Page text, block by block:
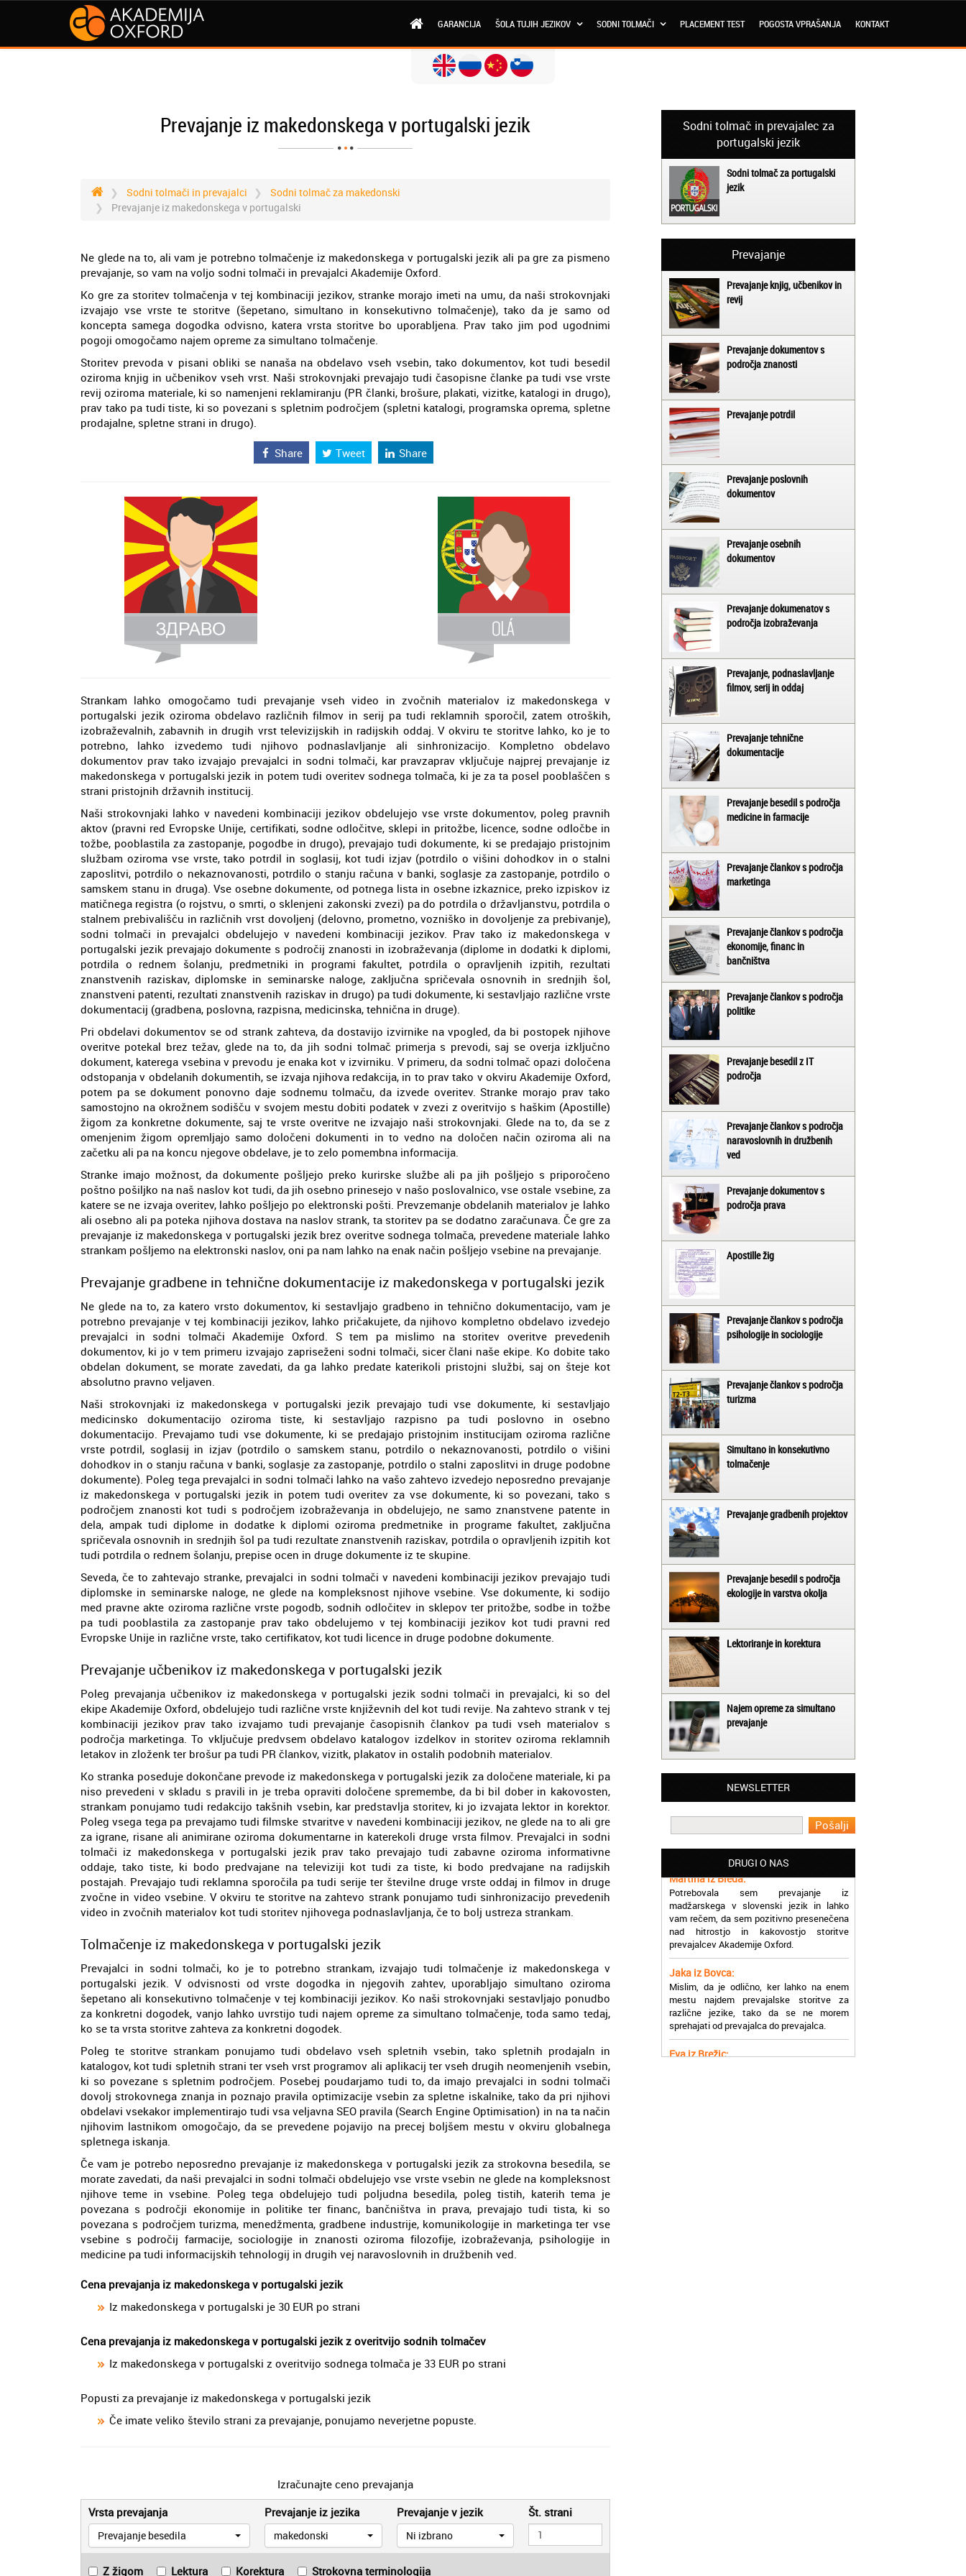
GARANCIJA ŠOLA TUJIH JEZIKOV SODNI TOLMAČI PLACEMENT TEST POGOSTA VPRAŠANJA KONTAKT
Prevajanje iz makedonskega v portugalski jezik
Sodni tolmači in prevajalci
Sodni tolmač za makedonski
Prevajanje iz makedonskega v portugalski
Ne glede na to, ali vam je potrebno tolmačenje iz makedonskega v portugalski jezik ali pa gre za pismeno
prevajanje, so vam na voljo sodni tolmači in prevajalci Akademije Oxford.
Ko gre za storitev tolmačenja v tej kombinaciji jezikov, stranke morajo imeti na umu, da naši strokovnjaki
izvajajo vse vrste te storitve (šepetano, simultano in konsekutivno tolmačenje), tako da je samo od
koncepta samega dogodka odvisno, katera vrsta storitve bo uporabljena. Prav tako jim pod ugodnimi
pogoji omogočamo najem opreme za simultano tolmačenje.
Storitev prevoda v pisani obliki se nanaša na obdelavo vseh vsebin, tako dokumentov, kot tudi besedil
oziroma knjig in učbenikov vseh vrst. Naši strokovnjaki prevajajo tudi časopisne članke pa tudi vse vrste
revij oziroma materiale, ki so namenjeni reklamiranju (PR članki, brošure, plakati, vizitke, katalogi in drugo),
prav tako pa tudi tiste, ki so povezani s spletnim področjem (spletni katalogi, programska oprema, spletne
prodajalne, spletne strani in drugo).
Share Tweet Share
Strankam lahko omogočamo tudi prevajanje vseh video in zvočnih materialov iz makedonskega v
portugalski jezik oziroma obdelavo različnih filmov in serij pa tudi reklamnih sporočil, zatem otroških,
izobraževalnih, zabavnih in drugih vrst televizijskih in radijskih oddaj. V okviru te storitve lahko, ko je to
potrebno, lahko izvedemo tudi njihovo podnaslavljanje ali sinhronizacijo. Kompletno obdelavo
dokumentov prav tako izvajajo prevajalci in sodni tolmači, kar pravzaprav vključuje najprej prevajanje iz
makedonskega v portugalski jezik in potem tudi overitev sodnega tolmača, ki je za ta posel pooblaščen s
strani pristojnih državnih institucij.
Naši strokovnjaki lahko v navedeni kombinaciji jezikov obdelujejo vse vrste dokumentov, poleg pravnih
aktov (pravni red Evropske Unije, certifikati, sodne odločitve, sklepi in pritožbe, licence, sodne odločbe in
tožbe, pooblastila za zastopanje, pogodbe in drugo), prevajajo tudi dokumente, ki se predajajo pristojnim
službam oziroma vse vrste, tako potrdil in soglasij, kot tudi izjav (potrdilo o višini dohodkov in o stalni
zaposlitvi, potrdilo o nekaznovanosti, potrdilo o stanju računa v banki, soglasje za zastopanje, potrdilo o
samskem stanu in druga). Vse osebne dokumente, od potnega lista in osebne izkaznice, preko izpiskov iz
matičnega registra (o rojstvu, o smrti, o sklenjeni zakonski zvezi) pa do potrdila o državljanstvu, potrdila o
stalnem prebivališču in različnih vrst dovoljenj (delovno, prometno, vozniško in dovoljenje za prebivanje),
sodni tolmači in prevajalci obdelujejo v navedeni kombinaciji jezikov. Prav tako iz makedonskega v
portugalski jezik prevajajo dokumente s področij znanosti in izobraževanja (diplome in dodatki k diplomi,
potrdila o rednem šolanju, predmetniki in programi fakultet, potrdila o opravljenih izpitih, rezultati
znanstvenih raziskav, diplomske in seminarske naloge, zaključna spričevala osnovnih in srednjih šol,
znanstveni patenti, rezultati znanstvenih raziskav in drugo) pa tudi dokumente, ki sestavljajo različne vrste
dokumentacij (gradbena, poslovna, razpisna, medicinska, tehnična in druge).
Pri obdelavi dokumentov se od strank zahteva, da dostavijo izvirnike na vpogled, da bi postopek njihove
overitve potekal brez težav, glede na to, da jih sodni tolmač primerja s prevodi, saj se overja izključno
dokument, katerega vsebina v prevodu je enaka kot v izvirniku. V primeru, da sodni tolmač opazi določena
odstopanja v obdelanih dokumentih, se izvaja njihova redakcija, in to prav tako v okviru Akademije Oxford,
potem pa se dokument ponovno daje sodnemu tolmaču, da izvede overitev. Stranke morajo prav tako
samostojno na okrožnem sodišču v svojem mestu dobiti podatek v zvezi z overitvijo s haškim (Apostille)
žigom za konkretne dokumente, saj te vrste overitve ne izvajajo naši strokovnjaki. Glede na to, da se z
omenjenim žigom opremljajo samo določeni dokumenti in to vedno na določen način oziroma ali na
začetku ali pa na koncu njegove obdelave, je to zelo pomembna informacija.
Stranke imajo možnost, da dokumente pošljejo preko kurirske službe ali pa jih pošljejo s priporočeno
poštno pošiljko na naš naslov kot tudi, da jih osebno prinesejo v našo poslovalnico, vse ostale vsebine, za
katere se ne izvaja overitev, lahko pošljejo po elektronski pošti. Prevzemanje obdelanih materialov je lahko
ali osebno ali pa poteka njihova dostava na naslov strank, ta storitev pa se dodatno zaračunava. Če gre za
prevajanje iz makedonskega v portugalski jezik brez overitve sodnega tolmača, prevedene materiale lahko
strankam pošljemo na elektronski naslov, oni pa nam lahko na enak način pošljejo vsebine na prevajanje.
Prevajanje gradbene in tehnične dokumentacije iz makedonskega v portugalski jezik
Ne glede na to, za katero vrsto dokumentov, ki sestavljajo gradbeno in tehnično dokumentacijo, vam je
potrebno prevajanje v tej kombinaciji jezikov, lahko pričakujete, da njihovo kompletno obdelavo izvedejo
prevajalci in sodni tolmači Akademije Oxford. S tem pa mislimo na storitev overitve prevedenih
dokumentov, ki jo v tem primeru izvajajo zapriseženi sodni tolmači, sicer člani naše ekipe. Ko dobite tako
obdelan dokument, se morate zavedati, da ga lahko predate katerikoli pristojni službi, saj on šteje kot
absolutno pravno veljaven.
Naši strokovnjaki iz makedonskega v portugalski jezik prevajajo tudi vse dokumente, ki sestavljajo
medicinsko dokumentacijo oziroma tiste, ki sestavljajo razpisno pa tudi poslovno in osebno
dokumentacijo. Prevajamo tudi vse dokumente, ki se predajajo pristojnim institucijam oziroma različne
vrste potrdil, soglasij in izjav (potrdilo o samskem stanu, potrdilo o nekaznovanosti, potrdilo o višini
dohodkov in o stanju računa v banki, soglasje za zastopanje, potrdilo o stalni zaposlitvi in druge podobne
dokumente). Poleg tega prevajalci in sodni tolmači lahko na vašo zahtevo izvedejo neposredno prevajanje
iz makedonskega v portugalski jezik in potem tudi overitev za vse dokumente, ki so povezani, tako s
področjem znanosti kot tudi s področjem izobraževanja in obdelujejo, ne samo znanstvene patente in
dela, ampak tudi diplome in dodatke k diplomi oziroma predmetnike in programe fakultet, zaključna
spričevala osnovnih in srednjih šol pa tudi rezultate znanstvenih raziskav, potrdila o opravljenih izpitih kot
tudi potrdila o rednem šolanju, prepise ocen in druge dokumente iz te skupine.
Seveda, če to zahtevajo stranke, prevajalci in sodni tolmači v navedeni kombinaciji jezikov prevajajo tudi
diplomske in seminarske naloge, ne glede na kompleksnost njihove vsebine. Vse dokumente, ki sodijo
med pravne akte oziroma različne vrste pogodb, sodnih odločitev in sklepov ter pritožbe, sodbe in tožbe
pa tudi pooblastila za zastopanje prav tako obdelujemo v tej kombinaciji jezikov kot tudi pravni red
Evropske Unije in različne vrste, tako certifikatov, kot tudi licence in druge podobne dokumente.
Prevajanje učbenikov iz makedonskega v portugalski jezik
Poleg prevajanja učbenikov iz makedonskega v portugalski jezik sodni tolmači in prevajalci, ki so del
ekipe Akademije Oxford, obdelujejo tudi različne vrste književnih del kot tudi revije. Na zahtevo strank v tej
kombinaciji jezikov prav tako izvajamo tudi prevajanje časopisnih člankov pa tudi vseh materialov s
področja marketinga. To vključuje predvsem obdelavo katalogov izdelkov in storitev oziroma reklamnih
letakov in zloženk ter brošur pa tudi PR člankov, vizitk, plakatov in ostalih podobnih materialov.
Ko stranka poseduje dokončane prevode iz makedonskega v portugalski jezik za določene materiale, ki pa
niso prevedeni v skladu s pravili in je treba opraviti določene spremembe, da bi bil dober in kakovosten,
strankam ponujamo tudi redakcijo takšnih vsebin, kar predstavlja storitev, ki jo izvajata lektor in korektor.
Poleg vsega tega pa prevajamo tudi filmske stvaritve v navedeni kombinaciji jezikov, ne glede na to ali gre
za igrane, risane ali animirane oziroma dokumentarne in katerekoli druge vrsta filmov. Prevajalci in sodni
tolmači iz makedonskega v portugalski jezik prav tako prevajajo tudi zabavne oziroma informativne
oddaje, tako tiste, ki bodo predvajane na televiziji kot tudi za tiste, ki bodo predvajane na radijskih
postajah. Prevajajo tudi reklamna sporočila pa tudi serije ter številne druge vrste oddaj in filmov in druge
zvočne in video vsebine. V okviru te storitve na zahtevo strank ponujamo tudi sinhronizacijo prevedenih
video in zvočnih materialov kot tudi storitev njihovega podnaslavljanja, če to bolj ustreza strankam.
Tolmačenje iz makedonskega v portugalski jezik
Prevajalci in sodni tolmači, ko je to potrebno strankam, izvajajo tudi tolmačenje iz makedonskega v
portugalski jezik. V odvisnosti od vrste dogodka in njegovih zahtev, uporabljajo simultano oziroma
šepetano ali konsekutivno tolmačenje v tej kombinaciji jezikov. Ko naši strokovnjaki sestavljajo ponudbo
za konkretni dogodek, vanjo lahko uvrstijo tudi najem opreme za simultano tolmačenje, toda samo tedaj,
ko se ta vrsta storitve zahteva za konkretni dogodek.
Poleg te storitve strankam ponujamo tudi obdelavo vseh spletnih vsebin, tako spletnih prodajaln in
katalogov, kot tudi spletnih strani ter vseh vrst programov ali aplikacij ter vseh drugih neomenjenih vsebin,
ki so povezane s spletnim področjem. Posebej poudarjamo tudi to, da imajo prevajalci in sodni tolmači
dovolj strokovnega znanja in poznajo pravila optimizacije vsebin za spletne iskalnike, tako da pri njihovi
obdelavi vsekakor implementirajo tudi vsa veljavna SEO pravila (Search Engine Optimisation) in na ta način
njihovim lastnikom omogočajo, da se prevedene pojavijo na precej boljšem mestu v okviru globalnega
spletnega iskanja.
Če vam je potrebo neposredno prevajanje iz makedonskega v portugalski jezik za strokovna besedila, se
morate zavedati, da naši prevajalci in sodni tolmači obdelujejo vse vrste vsebin ne glede na kompleksnost
njihove teme in vsebine. Poleg tega obdelujejo tudi poljudna besedila, poleg tistih, katerih tema je
povezana s področji ekonomije in politike ter financ, bančništva in prava, prevajajo tudi tista, ki so
povezana s področjem turizma, menedžmenta, gradbene industrije, komunikologije in marketinga ter vse
vsebine s področij farmacije, sociologije in znanosti oziroma filozofije, izobraževanja, psihologije in
medicine pa tudi informacijskih tehnologij in drugih vej naravoslovnih in družbenih ved.
Cena prevajanja iz makedonskega v portugalski jezik
Iz makedonskega v portugalski je 30 EUR po strani
Cena prevajanja iz makedonskega v portugalski jezik z overitvijo sodnih tolmačev
Iz makedonskega v portugalski z overitvijo sodnega tolmača je 33 EUR po strani
Popusti za prevajanje iz makedonskega v portugalski jezik
Če imate veliko število strani za prevajanje, ponujamo neverjetne popuste.
Izračunajte ceno prevajanja
Vrsta prevajanja
Prevajanje besedila
Prevajanje iz jezika
makedonski
Prevajanje v jezik
Ni izbrano
Št. strani
Z žigom Lektura Korektura Strokovna terminologija
Sodni tolmač in prevajalec za
portugalski jezik
Sodni tolmač za portugalski
jezik
Prevajanje
Prevajanje knjig, učbenikov in
revij
Prevajanje dokumentov s
področja znanosti
Prevajanje potrdil
Prevajanje poslovnih
dokumentov
Prevajanje osebnih
dokumentov
Prevajanje dokumenatov s
področja izobraževanja
Prevajanje, podnaslavljanje
filmov, serij in oddaj
Prevajanje tehnične
dokumentacije
Prevajanje besedil s področja
medicine in farmacije
Prevajanje člankov s področja
marketinga
Prevajanje člankov s področja
ekonomije, financ in
bančništva
Prevajanje člankov s področja
politike
Prevajanje besedil z IT
področja
Prevajanje člankov s področja
naravoslovnih in družbenih
ved
Prevajanje dokumentov s
področja prava
Apostille žig
Prevajanje člankov s področja
psihologije in sociologije
Prevajanje člankov s področja
turizma
Simultano in konsekutivno
tolmačenje
Prevajanje gradbenih projektov
Prevajanje besedil s področja
ekologije in varstva okolja
Lektoriranje in korektura
Najem opreme za simultano
prevajanje
NEWSLETTER
DRUGI O NAS
Matjaž iz Ajdovščine:
Lahko pohvalim vse zaposlene v Akademiji
Oxford, ker so resnično profesionalni in
prevajalske storitve opravljajo hitro in
Martina iz Bleda:
Potrebovala sem prevajanje iz
madžarskega v slovenski jezik in lahko
vam rečem, da sem pozitivno presenečena
nad hitrostjo in kakovostjo storitve
prevajalcev Akademije Oxford.
Jaka iz Bovca:
mestu najdem prevajalske storitve za
različne jezike, tako da se ne morem
sprehajati od prevajalca do prevajalca.
Eva iz Brežic:
jezik, na spletu sem našla Oxford, jih